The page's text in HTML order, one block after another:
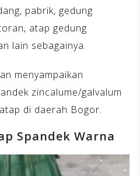
pabrik, gedung
atap gedung
lain sebagainya.
menyampaikan
zincalume/galvalum
di daerah Bogor.
Spandek Warna